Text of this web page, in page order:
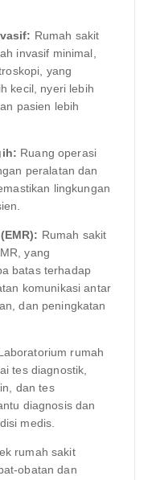
Rumah sakit
invasif minimal,
yang
kecil, nyeri lebih
pasien lebih
Ruang operasi
peralatan dan
lingkungan
Rumah sakit
yang
batas terhadap
komunikasi antar
dan peningkatan
rumah
tes diagnostik,
dan tes
diagnosis dan
medis.
rumah sakit
obatan dan